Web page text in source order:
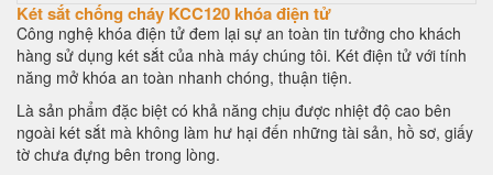
Két sắt chống cháy KCC120 khóa điện tử
Công nghệ khóa điện tử đem lại sự an toàn tin tưởng cho khách
hàng sử dụng két sắt của nhà máy chúng tôi. Két điện tử với tính
năng mở khóa an toàn nhanh chóng, thuận tiện.
Là sản phẩm đặc biệt có khả năng chịu được nhiệt độ cao bên
ngoài két sắt mà không làm hư hại đến những tài sản, hồ sơ, giấy
tờ chưa đựng bên trong lòng.